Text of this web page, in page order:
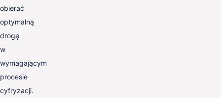
obierać
optymalną
drogę
w
wymagającym
procesie
cyfryzacji.